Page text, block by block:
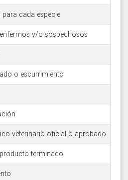
cada especie
y/o sospechosos
o escurrimiento
veterinario oficial o aprobado
terminado